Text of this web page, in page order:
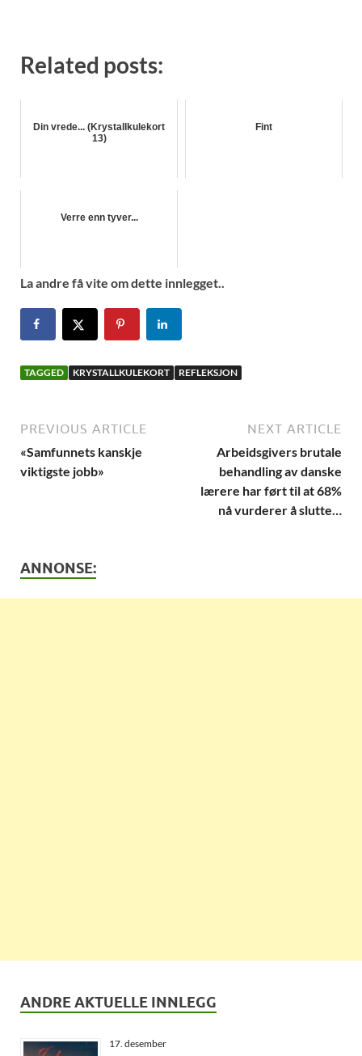
Related posts:
Din vrede... (Krystallkulekort
13)
Fint
Verre enn tyver...
La andre få vite om dette innlegget..
TAGGED KRYSTALLKULEKORT REFLEKSJON
PREVIOUS ARTICLE
«Samfunnets kanskje
viktigste jobb»
NEXT ARTICLE
Arbeidsgivers brutale
behandling av danske
lærere har ført til at 68%
nå vurderer å slutte…
ANNONSE:
ANDRE AKTUELLE INNLEGG
17. desember